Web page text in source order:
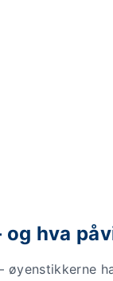
hva